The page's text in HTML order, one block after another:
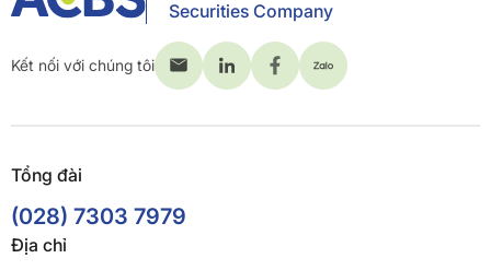
Securities Company
Kết nối với chúng tôi
Tổng đài
(028) 7303 7979
Địa chỉ